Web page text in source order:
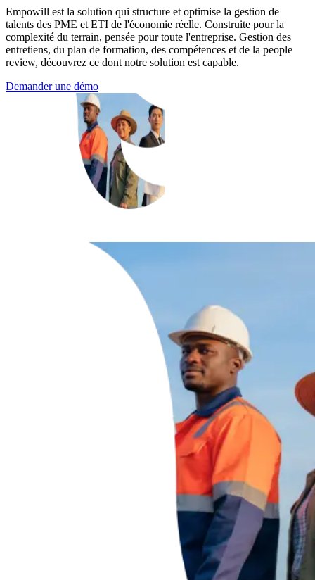
Empowill est la solution qui structure et optimise la gestion de
talents des PME et ETI de l'économie réelle. Construite pour la
complexité du terrain, pensée pour toute l'entreprise. Gestion des
entretiens, du plan de formation, des compétences et de la people
review, découvrez ce dont notre solution est capable.
Demander une démo